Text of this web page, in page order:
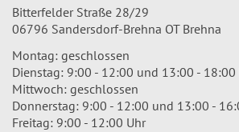
Bitterfelder Straße 28/29
06796 Sandersdorf-Brehna OT Brehna
Montag: geschlossen
Dienstag: 9:00 - 12:00 und 13:00 - 18:00
Mittwoch: geschlossen
Donnerstag: 9:00 - 12:00 und 13:00 -
Freitag: 9:00 - 12:00 Uhr